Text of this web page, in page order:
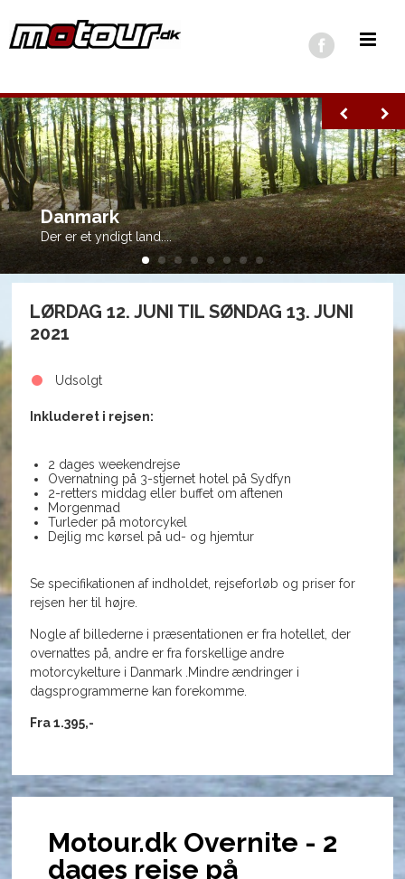
Danmark
Der er et yndigt land....
LØRDAG 12. JUNI TIL SØNDAG 13. JUNI
2021
Udsolgt
Inkluderet i rejsen:
2 dages weekendrejse
Overnatning på 3-stjernet hotel på Sydfyn
2-retters middag eller buffet om aftenen
Morgenmad
Turleder på motorcykel
Dejlig mc kørsel på ud- og hjemtur
Se specifikationen af indholdet, rejseforløb og priser for
rejsen her til højre.
Nogle af billederne i præsentationen er fra hotellet, der
overnattes på, andre er fra forskellige andre
motorcykelture i Danmark . Mindre ændringer i
dagsprogrammerne kan forekomme.
Fra 1.395,-
Motour.dk Overnite - 2
dages rejse på